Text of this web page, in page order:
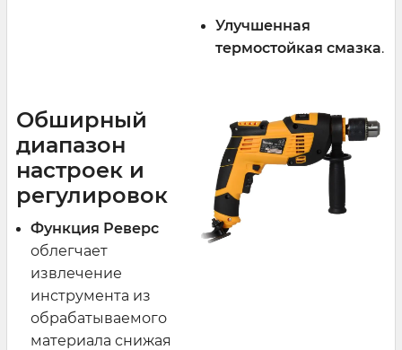
Улучшенная
термостойкая смазка.
Обширный
диапазон
настроек и
регулировок
Функция Реверс
облегчает
извлечение
инструмента из
обрабатываемого
материала снижая